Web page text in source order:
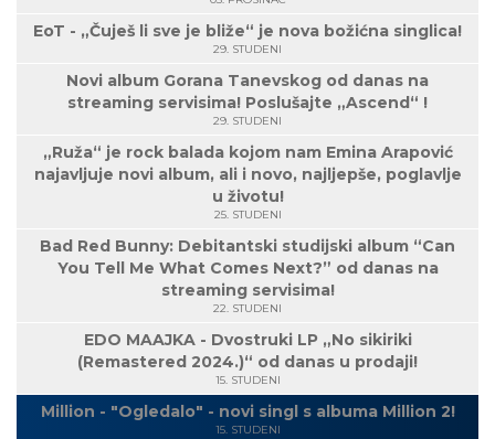
EoT - „Čuješ li sve je bliže“ je nova božićna singlica!
29. STUDENI
Novi album Gorana Tanevskog od danas na
streaming servisima! Poslušajte „Ascend“ !
29. STUDENI
„Ruža“ je rock balada kojom nam Emina Arapović
najavljuje novi album, ali i novo, najljepše, poglavlje
u životu!
25. STUDENI
Bad Red Bunny: Debitantski studijski album “Can
You Tell Me What Comes Next?” od danas na
streaming servisima!
22. STUDENI
EDO MAAJKA - Dvostruki LP „No sikiriki
(Remastered 2024.)“ od danas u prodaji!
15. STUDENI
Million - "Ogledalo" - novi singl s albuma Million 2!
15. STUDENI